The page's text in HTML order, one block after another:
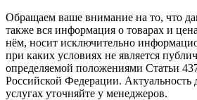
Обращаем ваше внимание на то, что
также вся информация о товарах и
нём, носит исключительно
при каких условиях не является
определяемой положениями Статьи
Российской Федерации. Актуальность
услугах уточняйте у менеджеров.